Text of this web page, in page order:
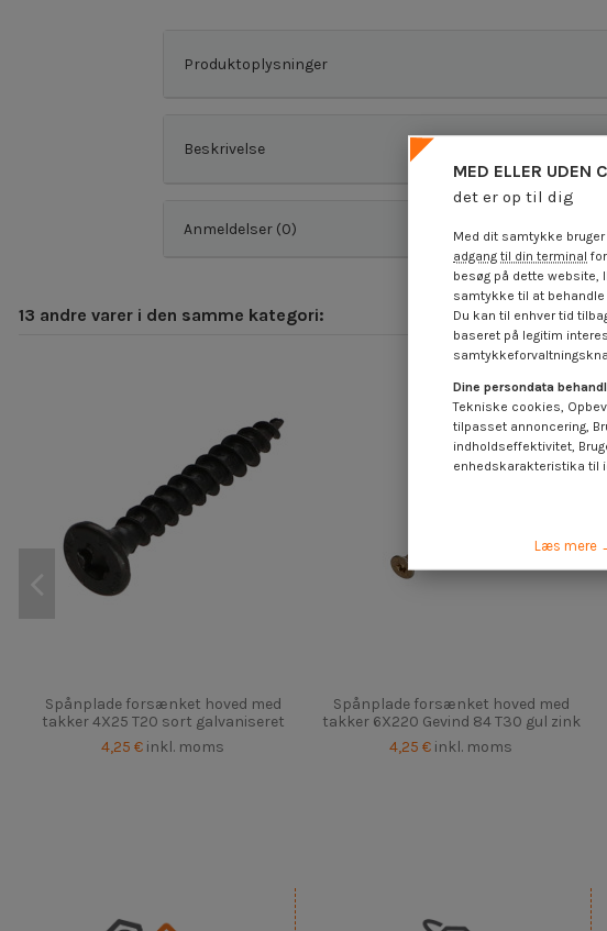
Produktoplysninger
Beskrivelse
Anmeldelser (0)
13 andre varer i den samme kategori:
Spånplade forsænket hoved med
takker 4X25 T20 sort galvaniseret
4,25 € inkl. moms
Spånplade forsænket hoved med
takker 6X220 Gevind 84 T30 gul zink
4,25 € inkl. moms
MED ELLER UDEN
det er op til dig
Med dit samtykke bruger
adgang til din terminal
besøg på dette website,
samtykke til at
Du kan til enhver tid
baseret på legitim
Dine persondata
Tekniske cookies,
tilpasset annoncering,
indholdseffektivitet,
enhedskarakteristika til
Læs mere